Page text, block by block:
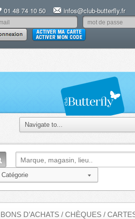
01 48 74 10 50 infos@club-butterfly.fr
BONS D’ACHATS / CHÈQUES /